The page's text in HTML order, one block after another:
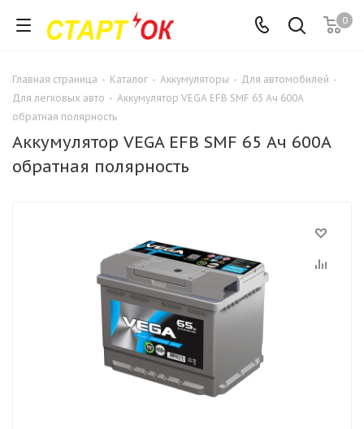
0
Главная страница - Каталог - Аккумуляторы - Для автомобилей -
Для легковых авто - Аккумулятор VEGA EFB SMF 65 Ач 600А
обратная полярность
Аккумулятор VEGA EFB SMF 65 Ач 600А
обратная полярность